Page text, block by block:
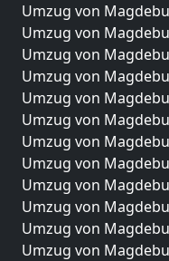
Umzug von
Umzug von
Umzug von
Umzug von
Umzug von
Umzug von
Umzug von
Umzug von
Umzug von
Umzug von
Umzug von
Umzug von